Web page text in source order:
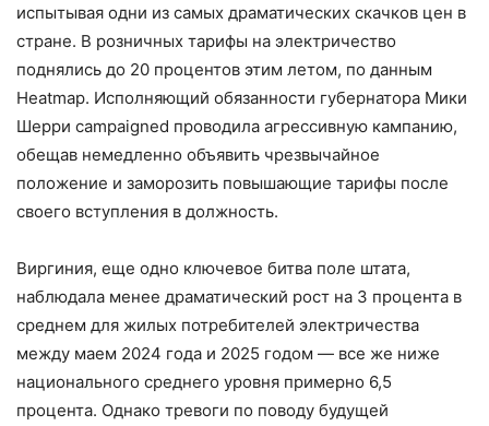
испытывая одни из самых драматических скачков цен в
стране. В розничных тарифы на электричество
поднялись до 20 процентов этим летом, по данным
Heatmap. Исполняющий обязанности губернатора Мики
Шерри campaigned проводила агрессивную кампанию,
обещав немедленно объявить чрезвычайное
положение и заморозить повышающие тарифы после
своего вступления в должность.
Виргиния, еще одно ключевое битва поле штата,
наблюдала менее драматический рост на 3 процента в
среднем для жилых потребителей электричества
между маем 2024 года и 2025 годом — все же ниже
национального среднего уровня примерно 6,5
процента. Однако тревоги по поводу будущей